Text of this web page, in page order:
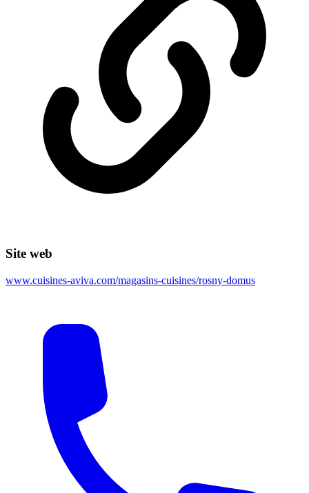
Site web
www.cuisines-aviva.com/magasins-cuisines/rosny-domus